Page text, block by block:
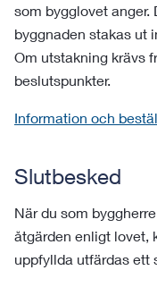
som bygglovet
byggnaden stakas ut
Om utstakning krävs
beslutspunkter.
Information och
Slutbesked
När du som
åtgärden enligt lovet,
uppfyllda utfärdas ett